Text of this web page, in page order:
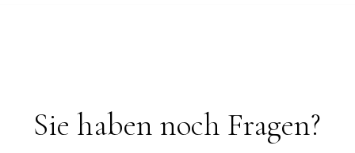
Sie haben noch Fragen?